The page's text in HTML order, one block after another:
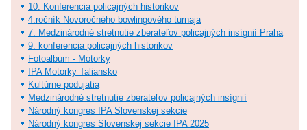
10. Konferencia policajných historikov
4.ročník Novoročného bowlingového turnaja
7. Medzinárodné stretnutie zberateľov policajných insígnií Praha
9. konferencia policajných historikov
Fotoalbum - Motorky
IPA Motorky Taliansko
Kultúrne podujatia
Medzinárodné stretnutie zberateľov policajných insígnií
Národný kongres IPA Slovenskej sekcie
Národný kongres Slovenskej sekcie IPA 2025